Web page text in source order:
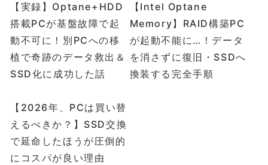
【実録】Optane+HDD
搭載PCが基盤故障で起
動不可に！別PCへの移
植で奇跡のデータ救出＆
SSD化に成功した話
【Intel Optane
Memory】RAID構築PC
が起動不能に…！データ
を消さずに復旧・SSDへ
換装する完全手順
【2026年、PCは買い替
えるべきか？】SSD交換
で延命したほうが圧倒的
にコスパが良い理由